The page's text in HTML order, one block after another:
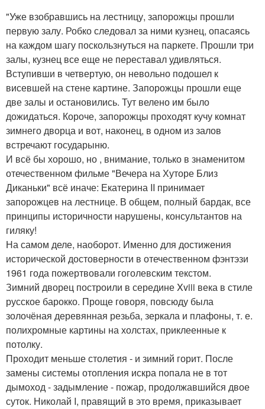
"Уже взобравшись на лестницу, запорожцы прошли
первую залу. Робко следовал за ними кузнец, опасаясь
на каждом шагу поскользнуться на паркете. Прошли три
залы, кузнец все еще не переставал удивляться.
Вступивши в четвертую, он невольно подошел к
висевшей на стене картине. Запорожцы прошли еще
две залы и остановились. Тут велено им было
дожидаться. Короче, запорожцы проходят кучу комнат
зимнего дворца и вот, наконец, в одном из залов
встречают государыню.
И всё бы хорошо, но , внимание, только в знаменитом
отечественном фильме "Вечера на Хуторе Близ
Диканьки" всё иначе: Екатерина II принимает
запорожцев на лестнице. В общем, полный бардак, все
принципы историчности нарушены, консультантов на
гиляку!
На самом деле, наоборот. Именно для достижения
исторической достоверности в отечественном фэнтэзи
1961 года пожертвовали гоголевским текстом.
Зимний дворец построили в середине Xviii века в стиле
русское барокко. Проще говоря, повсюду была
золочёная деревянная резьба, зеркала и плафоны, т. е.
полихромные картины на холстах, приклеенные к
потолку.
Проходит меньше столетия - и зимний горит. После
замены системы отопления искра попала не в тот
дымоход - задымление - пожар, продолжавшийся двое
суток. Николай I, правящий в это время, приказывает